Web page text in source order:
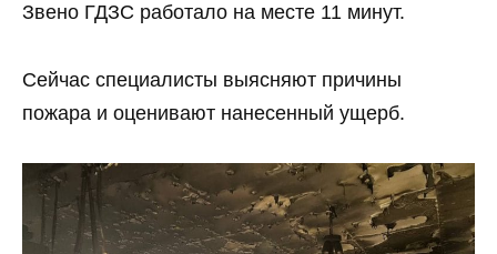
Звено ГДЗС работало на месте 11 минут.
Сейчас специалисты выясняют причины
пожара и оценивают нанесенный ущерб.